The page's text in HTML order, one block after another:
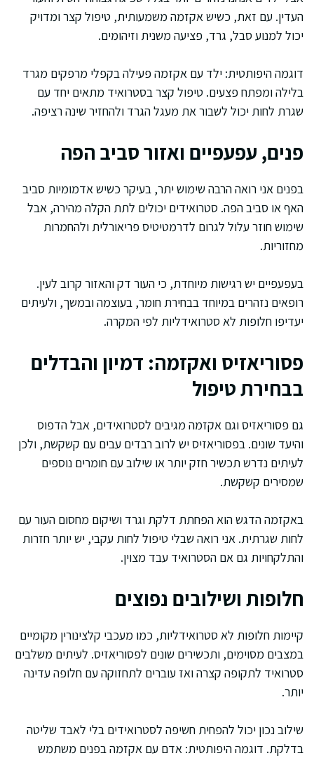
העדין. עם זאת, כשיש אקזמה משמעותית, טיפול קצר ומדויק
יכול למנוע סבל, גרד, פציעה משנית וזיהומים.
דוגמה היפותטית: ילד עם אקזמה פעילה בקפלי מרפקים מגרד
בלילה ומפתח פצעים. טיפול קצר בסטרואיד מתאים יחד עם
שגרת לחות יכול לשבור את מעגל הגרד ולהחזיר שינה רציפה.
פנים, עפעפיים ואזור סביב הפה
בפנים אני רואה הרבה שימוש יתר, בעיקר כשיש אדמומיות סביב
האף או סביב הפה. סטרואידים יכולים לתת הקלה מהירה, אבל
שימוש חוזר עלול לגרום לדרמטיטיס פריאורלית ולהחמרות
מחזוריות.
בעפעפיים יש רגישות מיוחדת, כי העור דק והאזור קרוב לעין.
רופאים נזהרים במיוחד בבחירת חומר, בעוצמה ובמשך, ולעיתים
יעדיפו חלופות לא סטרואידליות לפי המקרה.
פסוריאזיס ואקזמה: דמיון והבדלים
בבחירת טיפול
גם פסוריאזיס וגם אקזמה מגיבים לסטרואידים, אבל הדפוס
והיעד שונים. בפסוריאזיס יש לרוב רבדים עבים עם קשקשת, ולכן
לעיתים נדרש תכשיר חזק יותר או שילוב עם חומרים נוספים
שמסירים קשקשת.
באקזמה הדגש הוא הפחתת דלקת וגרד ושיקום מחסום העור עם
לחות שגרתית. אני רואה שבלי טיפול לחות עקבי, יש יותר חזרות
והתלקחויות גם אם הסטרואיד עבד מצוין.
חלופות ושילובים נפוצים
קיימות חלופות לא סטרואידליות, כמו מעכבי קלצינורין מקומיים
במצבים מסוימים, ותכשירים שונים לפסוריאזיס. לעיתים משלבים
סטרואיד לתקופה קצרה ואז עוברים לתחזוקה עם חלופה עדינה
יותר.
שילוב נכון יכול להפחית חשיפה לסטרואידים בלי לאבד שליטה
בדלקת. דוגמה היפותטית: אדם עם אקזמה בפנים משתמש